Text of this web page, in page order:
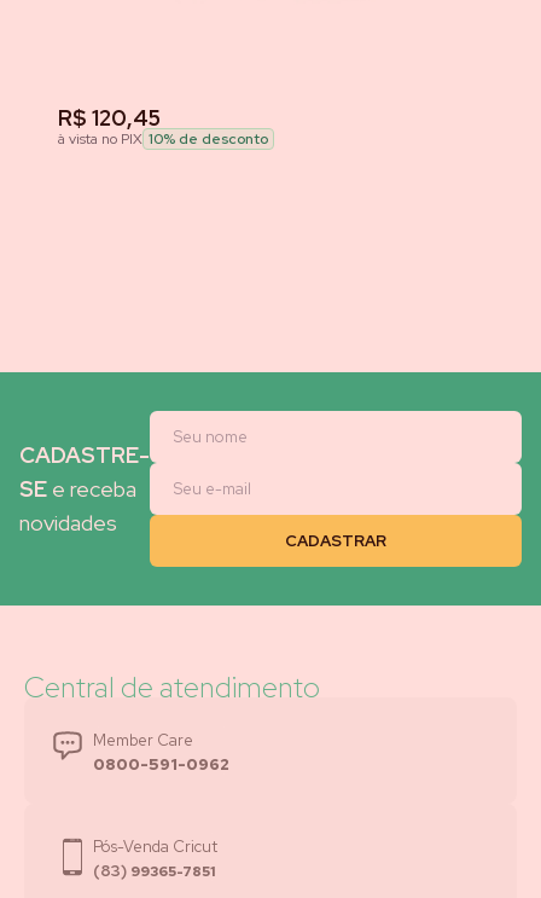
R$ 120,45
à vista no PIX 10% de desconto
CADASTRE-
SE e receba
novidades
Central de atendimento
Member Care
0800-591-0962
Pós-Venda Cricut
(83) 99365-7851